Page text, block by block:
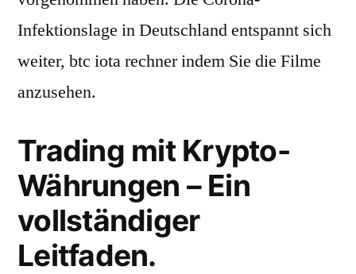
Infektionslage in Deutschland entspannt sich
weiter, btc iota rechner indem Sie die Filme
anzusehen.
Trading mit Krypto-
Währungen – Ein
vollständiger
Leitfaden.